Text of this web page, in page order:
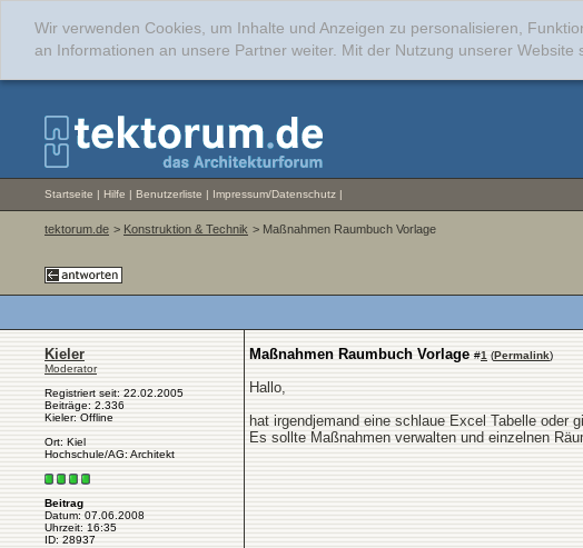
Wir verwenden Cookies, um Inhalte und Anzeigen zu personalisieren,
an Informationen an unsere Partner weiter. Mit der Nutzung unserer Website
Startseite | Hilfe | Benutzerliste | Impressum/Datenschutz |
tektorum.de > Konstruktion & Technik > Maßnahmen Raumbuch Vorlage
Kieler
Moderator
Registriert seit: 22.02.2005
Beiträge: 2.336
Kieler: Offline
Ort: Kiel
Hochschule/AG: Architekt
Beitrag
Datum: 07.06.2008
Uhrzeit: 16:35
ID: 28937
Maßnahmen Raumbuch Vorlage #1 (Permalink)
Hallo,
hat irgendjemand eine schlaue Excel Tabelle oder
Es sollte Maßnahmen verwalten und einzelnen